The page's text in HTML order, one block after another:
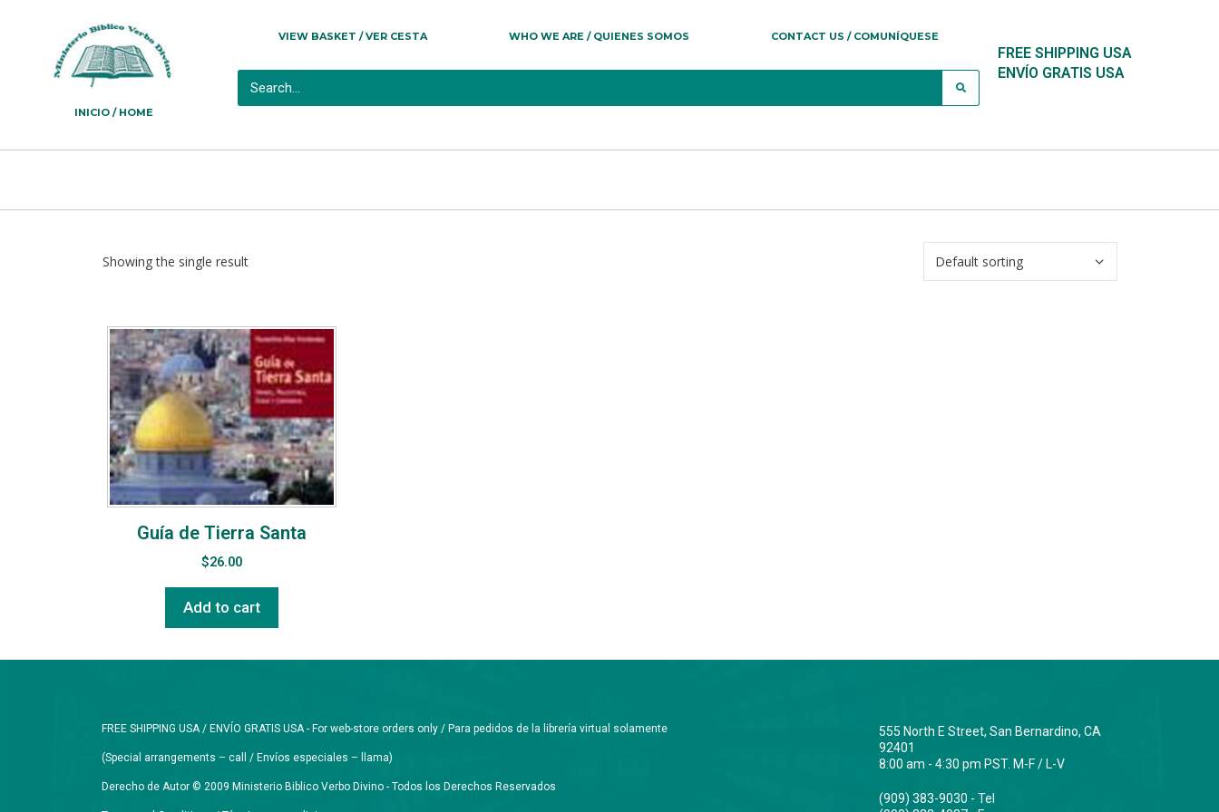
INICIO / HOME
VIEW BASKET / VER CESTA WHO WE ARE / QUIENES SOMOS CONTACT US / COMUNÍQUESE
FREE SHIPPING USA
ENVÍO GRATIS USA
Showing the single result
Guía de Tierra Santa
$26.00
Add to cart
FREE SHIPPING USA / ENVÍO GRATIS USA - For web-store orders only / Para pedidos de la librería virtual solamente
(Special arrangements – call / Envíos especiales – llama)
Derecho de Autor © 2009 Ministerio Biblico Verbo Divino - Todos los Derechos Reservados
555 North E Street, San Bernardino, CA
92401
8:00 am - 4:30 pm PST. M-F / L-V
(909) 383-9030 - Tel